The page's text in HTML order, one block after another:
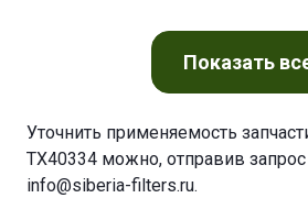
Показать
Уточнить применяемость
TX40334 можно, отправив
info@siberia-filters.ru.